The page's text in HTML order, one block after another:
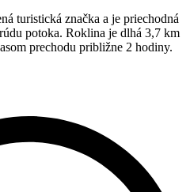
turistická značka a je priechodná
potoka. Roklina je dlhá 3,7 km
prechodu približne 2 hodiny.